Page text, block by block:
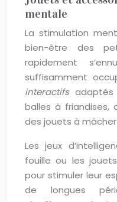
mentale
La stimulation
bien-être des
rapidement
suffisamment
interactifsadaptés
balles à friandises,
des jouets à
Les jeux
fouille ou les
pour stimuler leur
de longues